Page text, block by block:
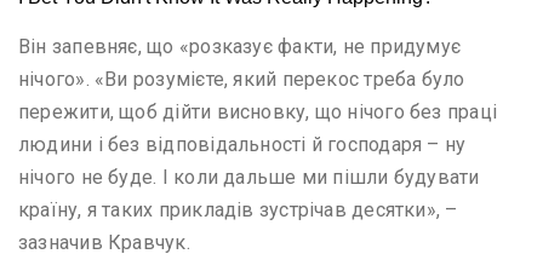
Він запевняє, що «розказує факти, не придумує
нічого». «Ви розумієте, який перекос треба було
пережити, щоб дійти висновку, що нічого без праці
людини і без відповідальності й господаря – ну
нічого не буде. І коли дальше ми пішли будувати
країну, я таких прикладів зустрічав десятки», –
зазначив Кравчук.